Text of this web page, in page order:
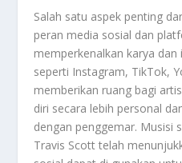
Salah satu aspek penting
peran media sosial dan
memperkenalkan karya
seperti Instagram, TikTok,
memberikan ruang bagi
diri secara lebih personal
dengan penggemar. Musisi
Travis Scott telah